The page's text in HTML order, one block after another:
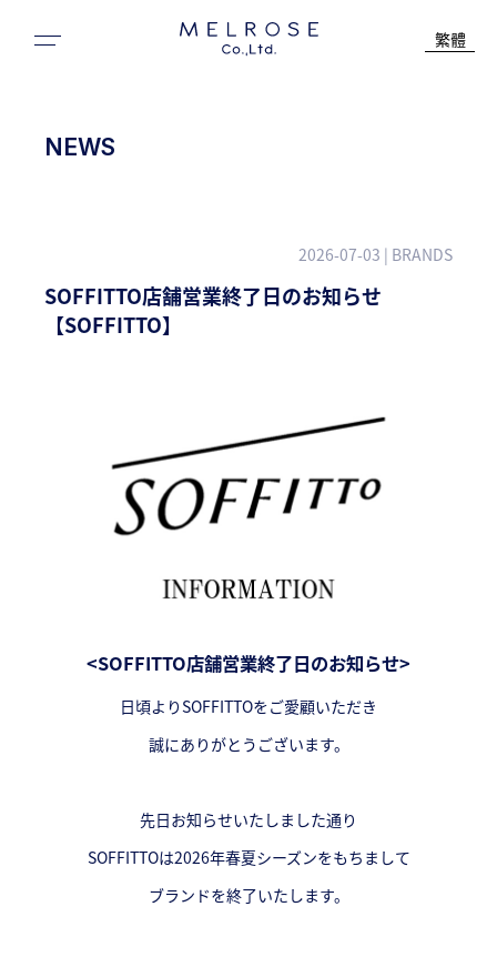
繁體
NEWS
2026-07-03 | BRANDS
SOFFITTO店舗営業終了日のお知らせ
【SOFFITTO】
<SOFFITTO店舗営業終了日のお知らせ>
日頃よりSOFFITTOをご愛顧いただき
誠にありがとうございます。
先日お知らせいたしました通り
SOFFITTOは2026年春夏シーズンをもちまして
ブランドを終了いたします。